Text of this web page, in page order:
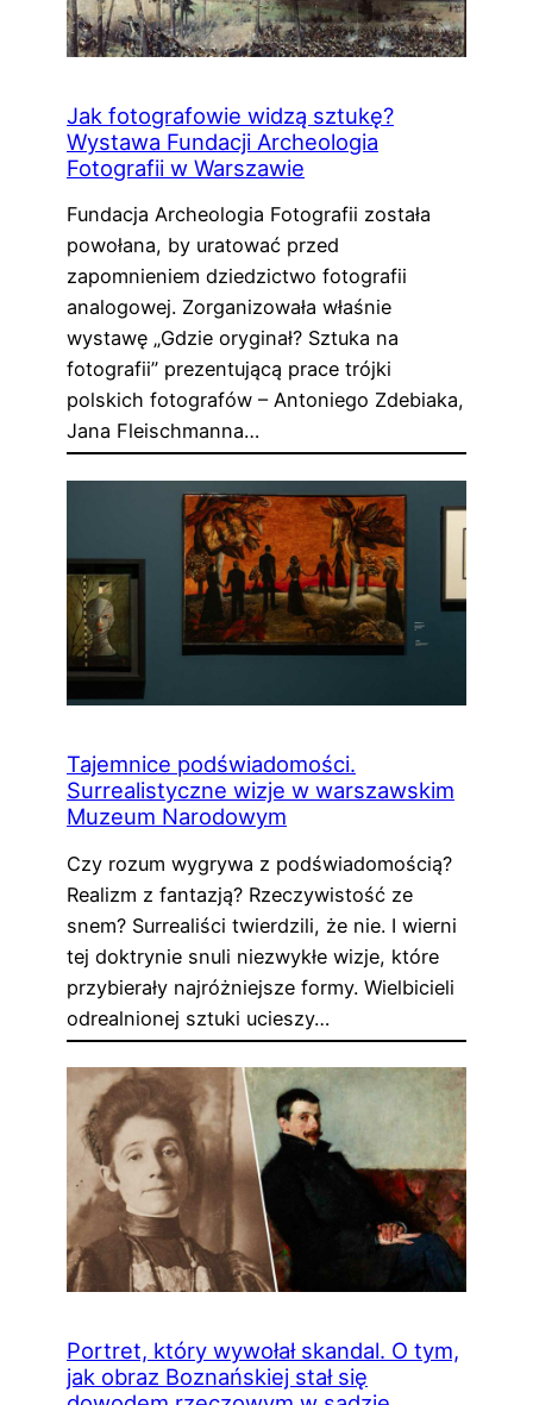
Jak fotografowie widzą sztukę?
Wystawa Fundacji Archeologia
Fotografii w Warszawie
Fundacja Archeologia Fotografii została
powołana, by uratować przed
zapomnieniem dziedzictwo fotografii
analogowej. Zorganizowała właśnie
wystawę „Gdzie oryginał? Sztuka na
fotografii” prezentującą prace trójki
polskich fotografów – Antoniego Zdebiaka,
Jana Fleischmanna…
Tajemnice podświadomości.
Surrealistyczne wizje w warszawskim
Muzeum Narodowym
Czy rozum wygrywa z podświadomością?
Realizm z fantazją? Rzeczywistość ze
snem? Surrealiści twierdzili, że nie. I wierni
tej doktrynie snuli niezwykłe wizje, które
przybierały najróżniejsze formy. Wielbicieli
odrealnionej sztuki ucieszy…
Portret, który wywołał skandal. O tym,
jak obraz Boznańskiej stał się